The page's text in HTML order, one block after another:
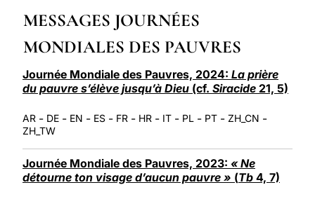
MESSAGES JOURNÉES
MONDIALES DES PAUVRES
Journée Mondiale des Pauvres, 2024: La prière
du pauvre s’élève jusqu’à Dieu (cf. Siracide 21, 5)
AR - DE - EN - ES - FR - HR - IT - PL - PT - ZH_CN -
ZH_TW
Journée Mondiale des Pauvres, 2023: « Ne
détourne ton visage d’aucun pauvre » (Tb 4, 7)